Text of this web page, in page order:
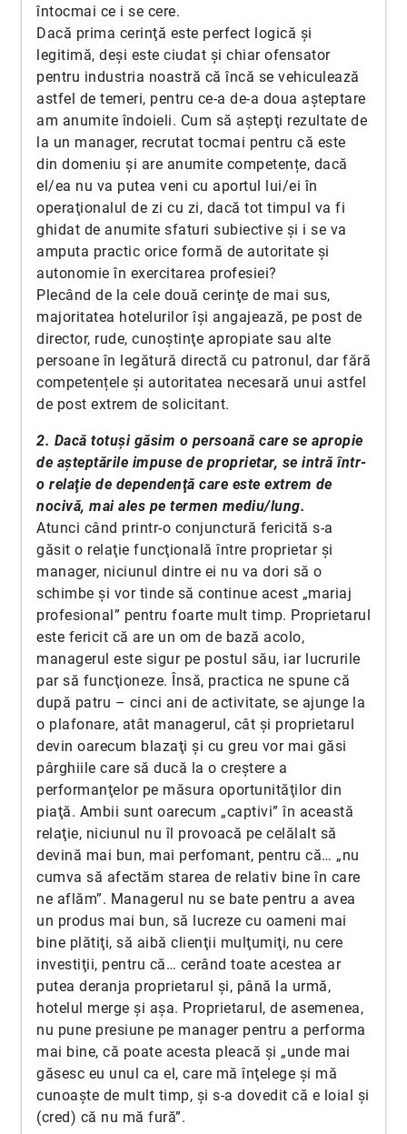
întocmai ce i se cere.
Dacă prima cerinţă este perfect logică şi
legitimă, deşi este ciudat şi chiar ofensator
pentru industria noastră că încă se vehiculează
astfel de temeri, pentru ce-a de-a doua aşteptare
am anumite îndoieli. Cum să aştepţi rezultate de
la un manager, recrutat tocmai pentru că este
din domeniu şi are anumite competențe, dacă
el/ea nu va putea veni cu aportul lui/ei în
operaţionalul de zi cu zi, dacă tot timpul va fi
ghidat de anumite sfaturi subiective şi i se va
amputa practic orice formă de autoritate şi
autonomie în exercitarea profesiei?
Plecând de la cele două cerinţe de mai sus,
majoritatea hotelurilor îşi angajează, pe post de
director, rude, cunoştinţe apropiate sau alte
persoane în legătură directă cu patronul, dar fără
competențele şi autoritatea necesară unui astfel
de post extrem de solicitant.
2. Dacă totuşi găsim o persoană care se apropie
de aşteptările impuse de proprietar, se intră într-
o relaţie de dependenţă care este extrem de
nocivă, mai ales pe termen mediu/lung.
Atunci când printr-o conjunctură fericită s-a
găsit o relaţie funcţională între proprietar şi
manager, niciunul dintre ei nu va dori să o
schimbe şi vor tinde să continue acest „mariaj
profesional” pentru foarte mult timp. Proprietarul
este fericit că are un om de bază acolo,
managerul este sigur pe postul său, iar lucrurile
par să funcţioneze. Însă, practica ne spune că
după patru – cinci ani de activitate, se ajunge la
o plafonare, atât managerul, cât şi proprietarul
devin oarecum blazaţi şi cu greu vor mai găsi
pârghiile care să ducă la o creştere a
performanţelor pe măsura oportunităţilor din
piaţă. Ambii sunt oarecum „captivi” în această
relaţie, niciunul nu îl provoacă pe celălalt să
devină mai bun, mai perfomant, pentru că… „nu
cumva să afectăm starea de relativ bine în care
ne aflăm”. Managerul nu se bate pentru a avea
un produs mai bun, să lucreze cu oameni mai
bine plătiţi, să aibă clienţii mulţumiţi, nu cere
investiţii, pentru că… cerând toate acestea ar
putea deranja proprietarul şi, până la urmă,
hotelul merge şi aşa. Proprietarul, de asemenea,
nu pune presiune pe manager pentru a performa
mai bine, că poate acesta pleacă şi „unde mai
găsesc eu unul ca el, care mă înţelege şi mă
cunoaşte de mult timp, şi s-a dovedit că e loial şi
(cred) că nu mă fură”.